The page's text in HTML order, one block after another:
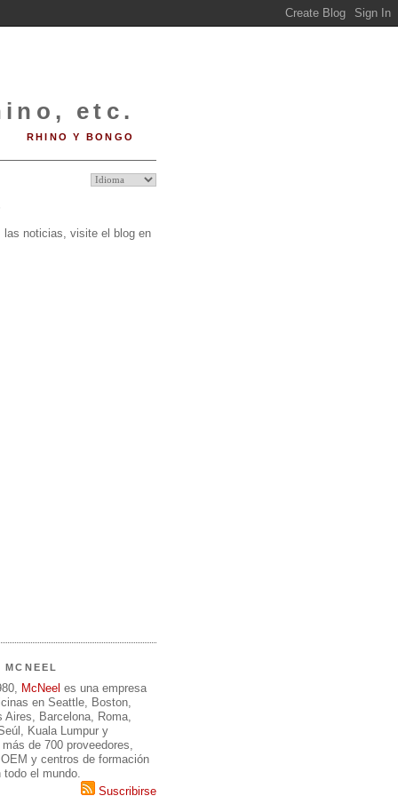
etc.
RHINO Y BONGO
las noticias, visite el blog en
McNeel es una empresa
en Seattle, Boston,
Aires, Barcelona, Roma,
Kuala Lumpur y
de 700 proveedores,
y centros de formación
el mundo.
Suscribirse